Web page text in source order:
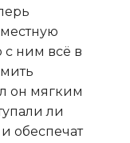
с ним всё в
он мягким
ли
обеспечат